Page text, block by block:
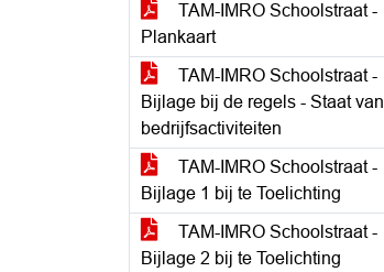
TAM-IMRO Schoolstraat -
Plankaart
TAM-IMRO Schoolstraat -
Bijlage bij de regels - Staat van
bedrijfsactiviteiten
TAM-IMRO Schoolstraat -
Bijlage 1 bij te Toelichting
TAM-IMRO Schoolstraat -
Bijlage 2 bij te Toelichting